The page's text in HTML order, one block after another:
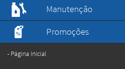
Manutenção
Promoções
Página Inicial